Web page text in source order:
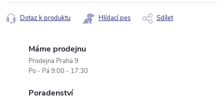
Dotaz k produktu Hlídací pes Sdílet
Máme prodejnu
Prodejna Praha 9
Po - Pá 9:00 - 17:30
Poradenství